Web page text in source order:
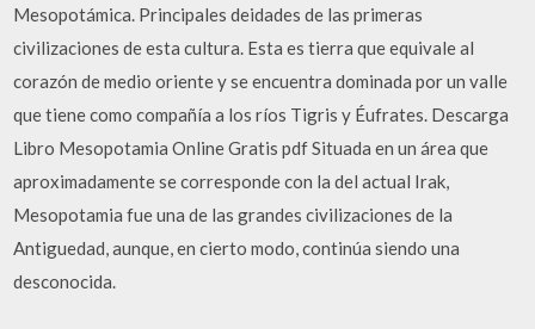
Mesopotámica. Principales deidades de las primeras
civilizaciones de esta cultura. Esta es tierra que equivale al
corazón de medio oriente y se encuentra dominada por un valle
que tiene como compañía a los ríos Tigris y Éufrates. Descarga
Libro Mesopotamia Online Gratis pdf Situada en un área que
aproximadamente se corresponde con la del actual Irak,
Mesopotamia fue una de las grandes civilizaciones de la
Antiguedad, aunque, en cierto modo, continúa siendo una
desconocida.